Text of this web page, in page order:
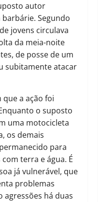
autor
Segundo
jovens circulava
da meia-noite
de posse de um
subitamente atacar
a ação foi
o suposto
uma motocicleta
os demais
para
terra e água. É
já vulnerável, que
problemas
agressões há duas